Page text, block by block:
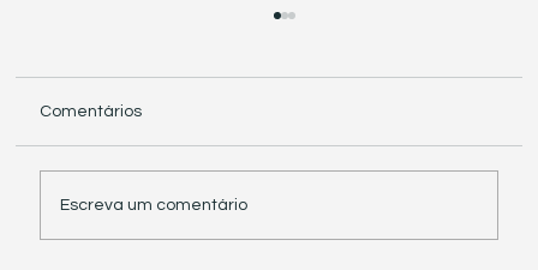
Comentários
Escreva um comentário